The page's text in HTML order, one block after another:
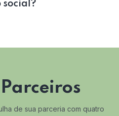
social?
de sua parceria com quatro